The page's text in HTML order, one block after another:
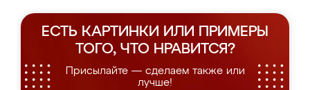
ЕСТЬ КАРТИНКИ ИЛИ ПРИМЕРЫ
ТОГО, ЧТО НРАВИТСЯ?
Присылайте — сделаем также или
лучше!